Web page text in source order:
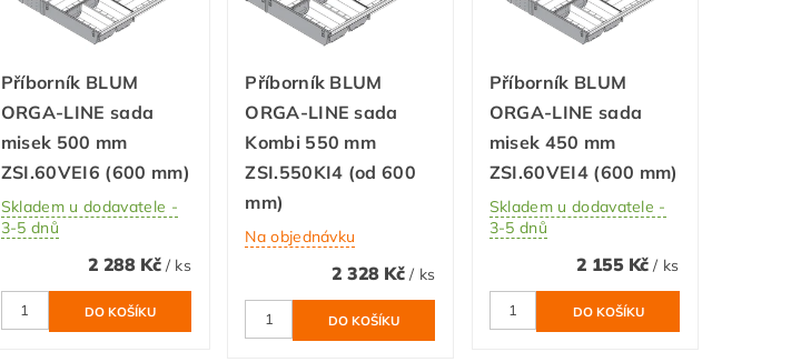
Příborník BLUM
ORGA-LINE sada
misek 500 mm
ZSI.60VEI6 (600 mm)
Skladem u dodavatele -
3-5 dnů
2 288 Kč / ks
Příborník BLUM
ORGA-LINE sada
Kombi 550 mm
ZSI.550KI4 (od 600
mm)
Na objednávku
2 328 Kč / ks
Příborník BLUM
ORGA-LINE sada
misek 450 mm
ZSI.60VEI4 (600 mm)
Skladem u dodavatele -
3-5 dnů
2 155 Kč/ ks